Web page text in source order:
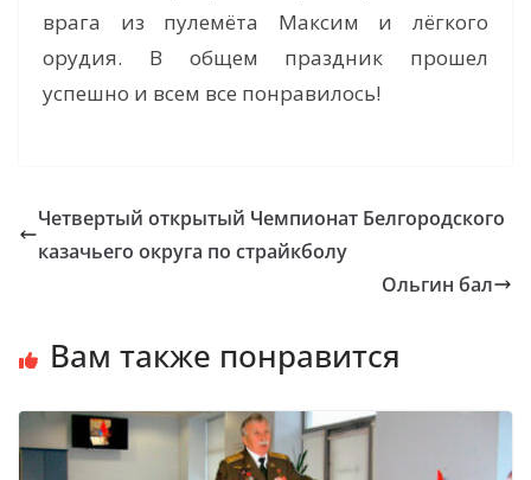
врага из пулемёта Максим и лёгкого
орудия. В общем праздник прошел
успешно и всем все понравилось!
Четвертый открытый Чемпионат Белгородского
казачьего округа по страйкболу
Ольгин бал
Вам также понравится